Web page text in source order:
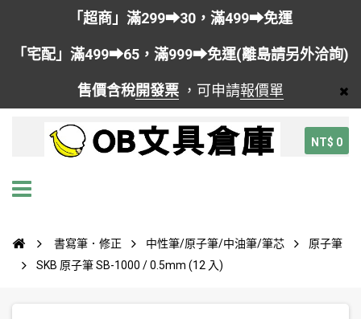
「超商」滿299➡30，滿499➡免運
「宅配」滿499➡65，滿999➡免運(離島請另外洽詢)
售價含稅開發票 ，可申請報價單
NT$ 0
書寫筆．修正 中性筆/原子筆/中油筆/筆芯
原子筆
SKB 原子筆 SB-1000 / 0.5mm (12 入)